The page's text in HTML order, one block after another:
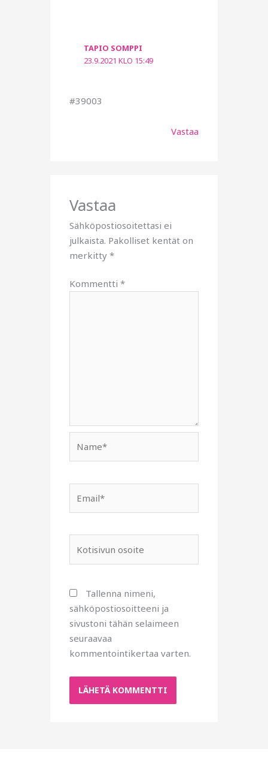
TAPIO SOMPPI
23.9.2021 KLO 15:49
#39003
Vastaa
Vastaa
Sähköpostiosoitettasi ei
julkaista. Pakolliset kentät on
merkitty*
Kommentti*
osoite
Tallenna nimeni,
sähköpostiosoitteeni ja
sivustoni tähän selaimeen
seuraavaa
kommentointikertaa varten.